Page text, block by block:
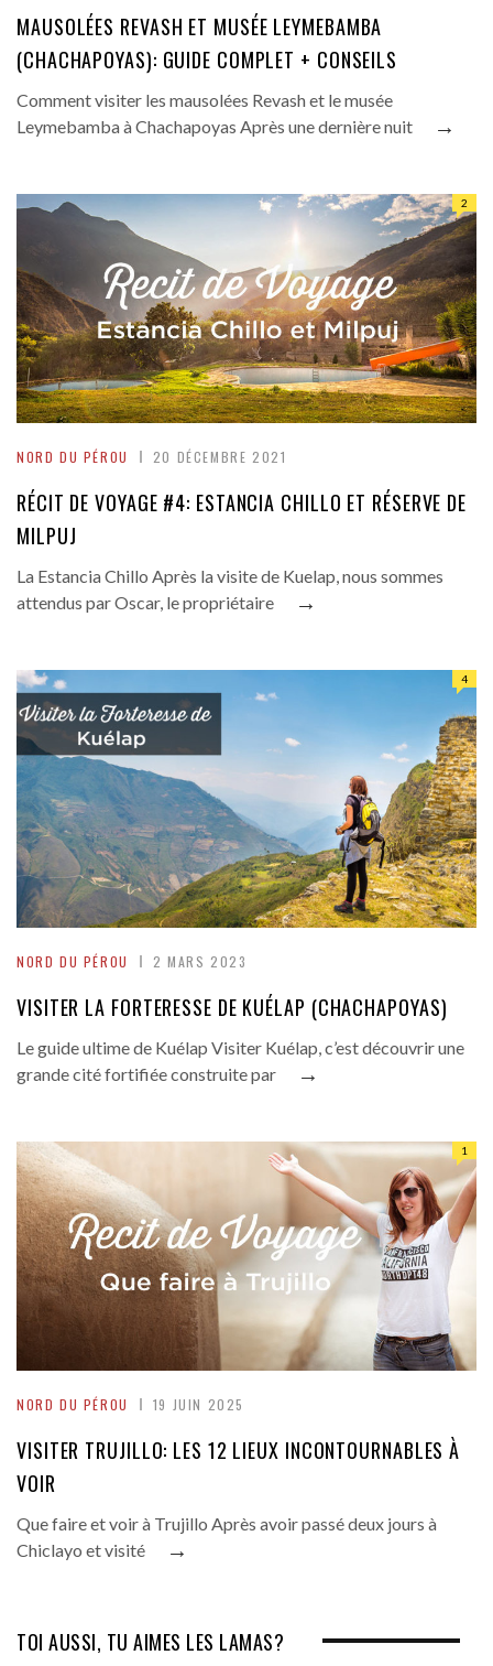
MAUSOLÉES REVASH ET MUSÉE LEYMEBAMBA
(CHACHAPOYAS): GUIDE COMPLET + CONSEILS
Comment visiter les mausolées Revash et le musée
Leymebamba à Chachapoyas Après une dernière nuit
→
NORD DU PÉROU 20 DÉCEMBRE 2021
2
RÉCIT DE VOYAGE #4: ESTANCIA CHILLO ET RÉSERVE DE
MILPUJ
La Estancia Chillo Après la visite de Kuelap, nous sommes
attendus par Oscar, le propriétaire
→
NORD DU PÉROU 2 MARS 2023
4
VISITER LA FORTERESSE DE KUÉLAP (CHACHAPOYAS)
Le guide ultime de Kuélap Visiter Kuélap, c’est découvrir une
grande cité fortifiée construite par
→
NORD DU PÉROU 19 JUIN 2025
1
VISITER TRUJILLO: LES 12 LIEUX INCONTOURNABLES À
VOIR
Que faire et voir à Trujillo Après avoir passé deux jours à
Chiclayo et visité
→
TOI AUSSI, TU AIMES LES LAMAS?